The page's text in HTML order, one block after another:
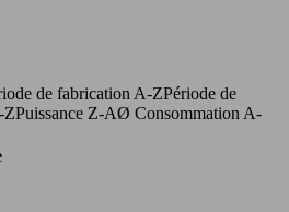
de fabrication A-ZPériode de
ZPuissance Z-AØ Consommation A-